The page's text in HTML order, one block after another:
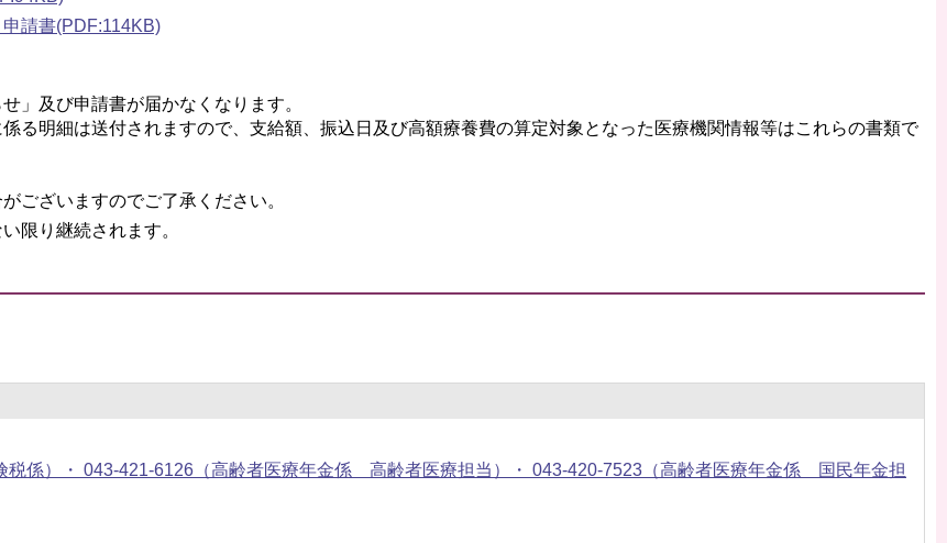
請書(PDF:114KB)
」及び申請書が届かなくなります。
る明細は送付されますので、支給額、振込日及び高額療養費の算定対象となった医療機関情報等はこれらの書類で
ございますのでご了承ください。
限り継続されます。
税係）・ 043-421-6126（高齢者医療年金係 高齢者医療担当）・ 043-420-7523（高齢者医療年金係 国民年金担